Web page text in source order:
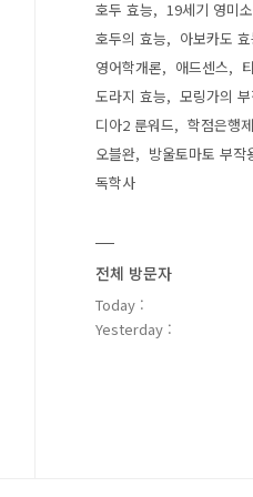
호두 효능
19세기 영미
호두의 효능
아보카도
영어학개론
애드센스
도라지 효능
모링가의
디아2 룬워드
학점은행제
오블완
방울토마토 부작
독학사
전체 방문자
Today :
Yesterday :